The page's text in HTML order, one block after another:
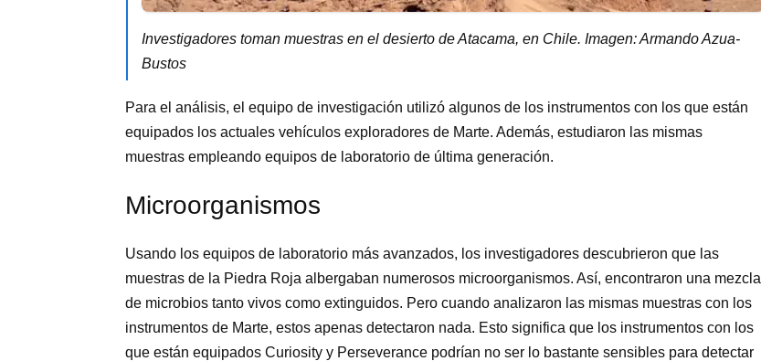
Investigadores toman muestras en el desierto de Atacama, en Chile. Imagen: Armando Azua-
Bustos
Para el análisis, el equipo de investigación utilizó algunos de los instrumentos con los que están
equipados los actuales vehículos exploradores de Marte. Además, estudiaron las mismas
muestras empleando equipos de laboratorio de última generación.
Microorganismos
Usando los equipos de laboratorio más avanzados, los investigadores descubrieron que las
muestras de la Piedra Roja albergaban numerosos microorganismos. Así, encontraron una mezcla
de microbios tanto vivos como extinguidos. Pero cuando analizaron las mismas muestras con los
instrumentos de Marte, estos apenas detectaron nada. Esto significa que los instrumentos con los
que están equipados Curiosity y Perseverance podrían no ser lo bastante sensibles para detectar